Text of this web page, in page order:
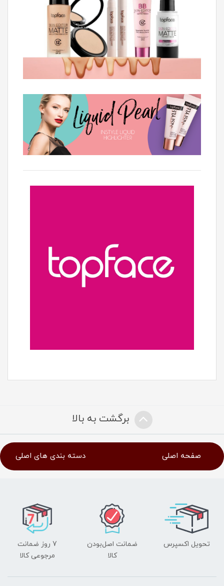
برگشت به بالا
صفحه اصلی دسته بندی های اصلی
تحویل اکسپرس
ضمانت اصل‌بودن
کالا
7 روز ضمانت
مرجوعی کالا